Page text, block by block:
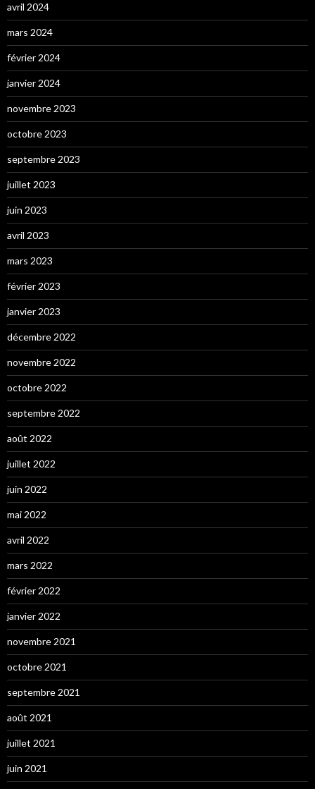
avril 2024
mars 2024
février 2024
janvier 2024
novembre 2023
octobre 2023
septembre 2023
juillet 2023
juin 2023
avril 2023
mars 2023
février 2023
janvier 2023
décembre 2022
novembre 2022
octobre 2022
septembre 2022
août 2022
juillet 2022
juin 2022
mai 2022
avril 2022
mars 2022
février 2022
janvier 2022
novembre 2021
octobre 2021
septembre 2021
août 2021
juillet 2021
juin 2021